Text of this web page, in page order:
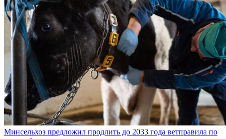
Минсельхоз предложил продлить до 2033 года ветправила по